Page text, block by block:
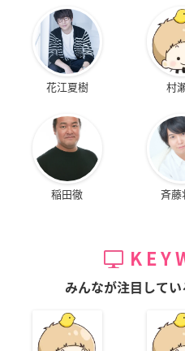
花江夏樹 村
稲田徹 斉藤
みんなが注目して